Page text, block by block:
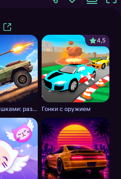
Тачки с пушками: разборки в пустошах
4,5
Гонки с оружием